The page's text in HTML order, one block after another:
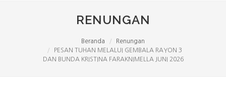
RENUNGAN
Beranda
Renungan
PESAN TUHAN MELALUI GEMBALA RAYON 3
DAN BUNDA KRISTINA FARAKNIMELLA JUNI 2026